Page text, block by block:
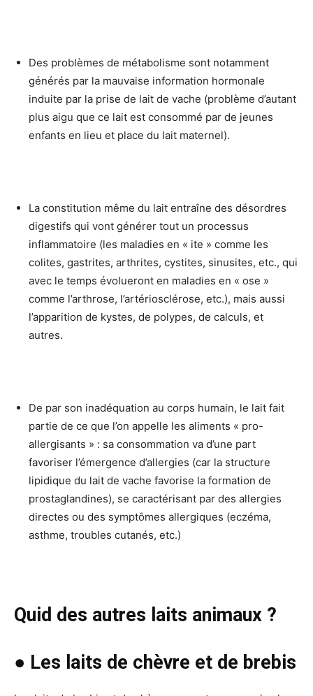
Des problèmes de métabolisme sont notamment
générés par la mauvaise information hormonale
induite par la prise de lait de vache (problème d’autant
plus aigu que ce lait est consommé par de jeunes
enfants en lieu et place du lait maternel).
La constitution même du lait entraîne des désordres
digestifs qui vont générer tout un processus
inflammatoire (les maladies en « ite » comme les
colites, gastrites, arthrites, cystites, sinusites, etc., qui
avec le temps évolueront en maladies en « ose »
comme l’arthrose, l’artériosclérose, etc.), mais aussi
l’apparition de kystes, de polypes, de calculs, et
autres.
De par son inadéquation au corps humain, le lait fait
partie de ce que l’on appelle les aliments « pro-
allergisants » : sa consommation va d’une part
favoriser l’émergence d’allergies (car la structure
lipidique du lait de vache favorise la formation de
prostaglandines), se caractérisant par des allergies
directes ou des symptômes allergiques (eczéma,
asthme, troubles cutanés, etc.)
Quid des autres laits animaux ?
● Les laits de chèvre et de brebis